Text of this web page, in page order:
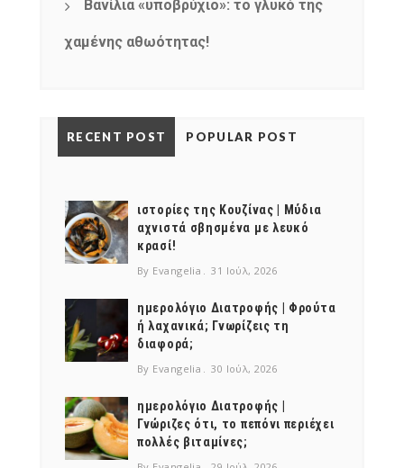
Βανίλια «υποβρύχιο»: το γλυκό της
χαμένης αθωότητας!
RECENT POST POPULAR POST
ιστορίες της Κουζίνας | Μύδια
αχνιστά σβησμένα με λευκό
κρασί!
By Evangelia 31 Ιούλ, 2026
ημερολόγιο Διατροφής | Φρούτα
ή λαχανικά; Γνωρίζεις τη
διαφορά;
By Evangelia 30 Ιούλ, 2026
ημερολόγιο Διατροφής |
Γνώριζες ότι, το πεπόνι περιέχει
πολλές βιταμίνες;